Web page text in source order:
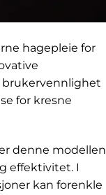
hagepleie for
brukervennlighet
for kresne
denne modellen
effektivitet. I
kan forenkle